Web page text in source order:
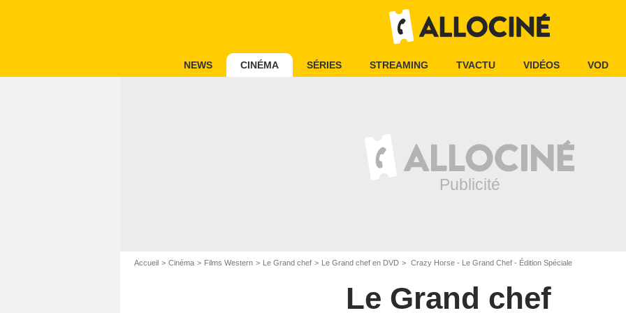
NEWS CINÉMA SÉRIES STREAMING TVACTU VIDÉOS VOD
Accueil Cinéma Films Western Le Grand chef Le Grand chef en DVD Crazy Horse - Le Grand Chef - Édition Spéciale
Le Grand chef